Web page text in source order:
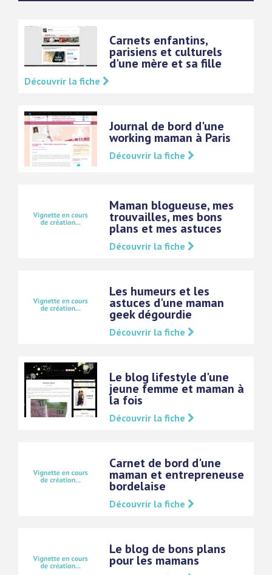
Carnets enfantins,
parisiens et culturels
d'une mère et sa fille
Découvrir la fiche
Journal de bord d'une
working maman à Paris
Découvrir la fiche
Maman blogueuse, mes
trouvailles, mes bons
plans et mes astuces
Découvrir la fiche
Les humeurs et les
astuces d'une maman
geek dégourdie
Découvrir la fiche
Le blog lifestyle d'une
jeune femme et maman à
la fois
Découvrir la fiche
Carnet de bord d'une
maman et entrepreneuse
bordelaise
Découvrir la fiche
Le blog de bons plans
pour les mamans